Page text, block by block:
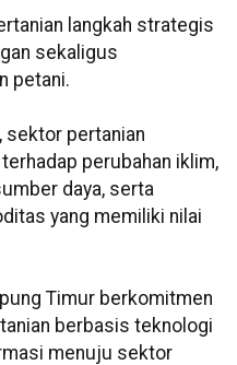
langkah strategis
sekaligus
petani.
sektor pertanian
perubahan iklim,
daya, serta
yang memiliki nilai
Timur berkomitmen
berbasis teknologi
menuju sektor